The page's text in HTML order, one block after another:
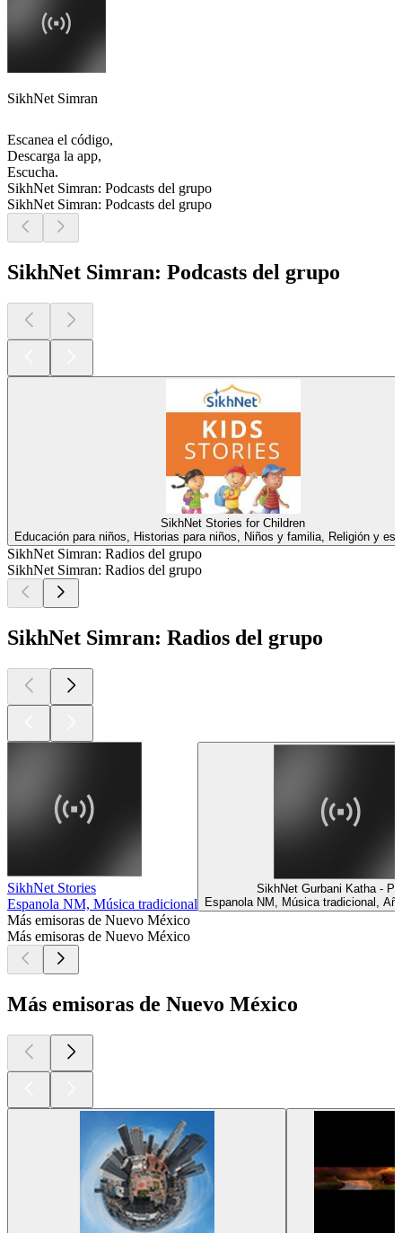
SikhNet Simran
Escanea el código,
Descarga la app,
Escucha.
SikhNet Simran: Podcasts del grupo
SikhNet Simran: Podcasts del grupo
SikhNet Simran: Podcasts del grupo
SikhNet Stories for Children
Educación para niños, Historias para niños, Niños y familia, Religión y
SikhNet Simran: Radios del grupo
SikhNet Simran: Radios del grupo
SikhNet Simran: Radios del grupo
SikhNet Stories
Espanola NM, Música tradicional
SikhNet Gurbani Katha -
Espanola NM, Música tradicional,
Más emisoras de Nuevo México
Más emisoras de Nuevo México
Más emisoras de Nuevo México